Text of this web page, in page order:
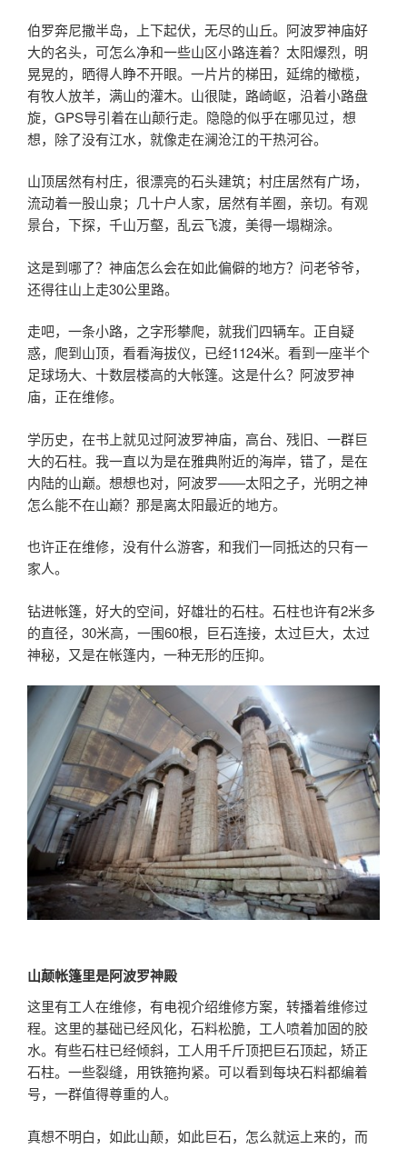
伯罗奔尼撒半岛，上下起伏，无尽的山丘。阿波罗神庙好
大的名头，可怎么净和一些山区小路连着？太阳爆烈，明
晃晃的，晒得人睁不开眼。一片片的梯田，延绵的橄榄，
有牧人放羊，满山的灌木。山很陡，路崎岖，沿着小路盘
旋，GPS导引着在山颠行走。隐隐的似乎在哪见过，想
想，除了没有江水，就像走在澜沧江的干热河谷。
山顶居然有村庄，很漂亮的石头建筑；村庄居然有广场，
流动着一股山泉；几十户人家，居然有羊圈，亲切。有观
景台，下探，千山万壑，乱云飞渡，美得一塌糊涂。
这是到哪了？神庙怎么会在如此偏僻的地方？问老爷爷，
还得往山上走30公里路。
走吧，一条小路，之字形攀爬，就我们四辆车。正自疑
惑，爬到山顶，看看海拔仪，已经1124米。看到一座半个
足球场大、十数层楼高的大帐篷。这是什么？阿波罗神
庙，正在维修。
学历史，在书上就见过阿波罗神庙，高台、残旧、一群巨
大的石柱。我一直以为是在雅典附近的海岸，错了，是在
内陆的山巅。想想也对，阿波罗——太阳之子，光明之神
怎么能不在山巅？那是离太阳最近的地方。
也许正在维修，没有什么游客，和我们一同抵达的只有一
家人。
钻进帐篷，好大的空间，好雄壮的石柱。石柱也许有2米多
的直径，30米高，一围60根，巨石连接，太过巨大，太过
神秘，又是在帐篷内，一种无形的压抑。
山颠帐篷里是阿波罗神殿
这里有工人在维修，有电视介绍维修方案，转播着维修过
程。这里的基础已经风化，石料松脆，工人喷着加固的胶
水。有些石柱已经倾斜，工人用千斤顶把巨石顶起，矫正
石柱。一些裂缝，用铁箍拘紧。可以看到每块石料都编着
号，一群值得尊重的人。
真想不明白，如此山颠，如此巨石，怎么就运上来的，而